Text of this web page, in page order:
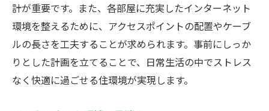
計が重要です。また、各部屋に充実したインターネット
環境を整えるために、アクセスポイントの配置やケーブ
ルの長さを工夫することが求められます。事前にしっか
りとした計画を立てることで、日常生活の中でストレス
なく快適に過ごせる住環境が実現します。